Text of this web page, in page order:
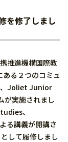
を修了しまし
推進機構国際教
る２つのコミュ
、Joliet Junior
が実施されまし
、
る講義が開講さ
して履修しまし